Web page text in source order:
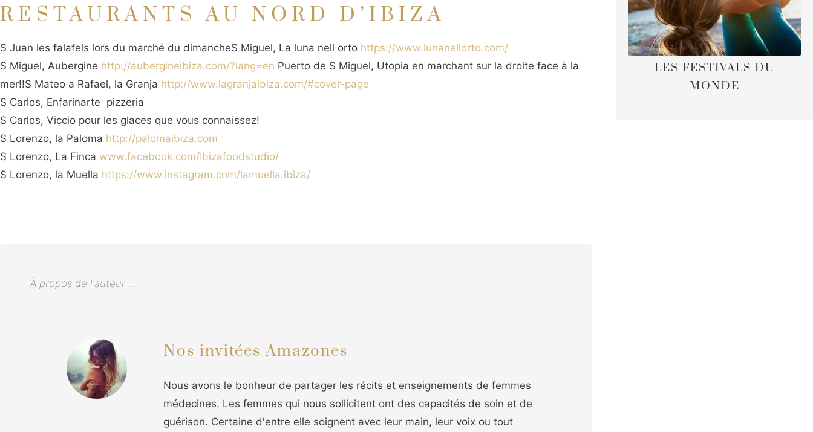
RESTAURANTS AU NORD D’IBIZA
S Juan les falafels lors du marché du dimancheS Miguel, La luna nell orto https://www.lunanellorto.com/
S Miguel, Aubergine http://aubergineibiza.com/?lang=en Puerto de S Miguel, Utopia en marchant sur la droite face à la
mer!!S Mateo a Rafael, la Granja http://www.lagranjaibiza.com/#cover-page
S Carlos, Enfarinarte pizzeria
S Carlos, Viccio pour les glaces que vous connaissez!
S Lorenzo, la Paloma http://palomaibiza.com
S Lorenzo, La Finca www.facebook.com/Ibizafoodstudio/
S Lorenzo, la Muella https://www.instagram.com/lamuella.ibiza/
À propos de l'auteur ...
Nos invitées Amazones
Nous avons le bonheur de partager les récits et enseignements de femmes
médecines. Les femmes qui nous sollicitent ont des capacités de soin et de
guérison. Certaine d'entre elle soignent avec leur main, leur voix ou tout
LES FESTIVALS DU
MONDE